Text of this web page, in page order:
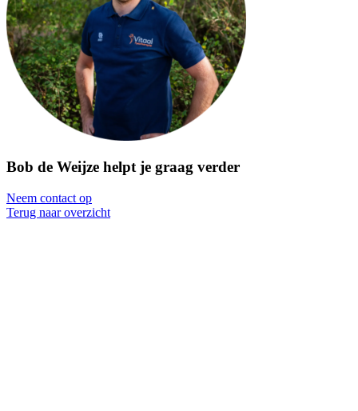
Bob de Weijze helpt je graag verder
Neem contact op
Terug naar overzicht